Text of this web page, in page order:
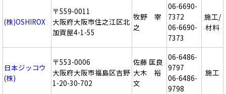
(株)OSHIROX
〒559-0011
大阪府大阪市住之江区北
加賀屋4-1-55
牧野 宰
之
06-6690-
7372
06-6690-
7373
施工/
材料
日本ジッコウ
(株)
〒553-0006
大阪府大阪市福島区吉野
1-20-30-702
佐藤 匡良
大木 裕
文
06-6486-
9797
06-6486-
9798
施工